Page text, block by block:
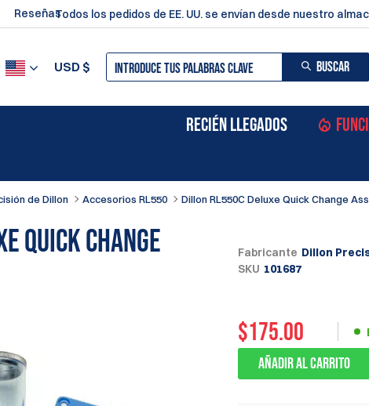
ReseñasTodos los pedidos de EE. UU. se envían desde nuestro
USD $ BUSCAR
RECIÉN LLEGADOS
de Dillon Accesorios RL550 Dillon RL550C Deluxe Quick Change
Quick Change
Fabricante Dillon
SKU 101687
$175.00
Añadir al carrito